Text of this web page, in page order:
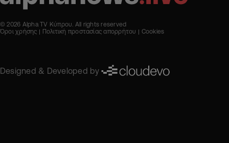
© 2026 Alpha TV Κύπρου. All rights reserved
Όροι χρήσης
Πολιτική προστασίας απορρήτου Cookies
Designed & Developed by